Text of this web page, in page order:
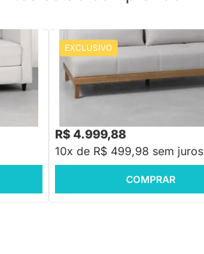
EXCLUSIVO PRONTA ENTREGA
Sofá-Cama Wook Trento - Cinza
R$ 4.999,88
10x de R$ 499,98 sem juros
COMPRAR